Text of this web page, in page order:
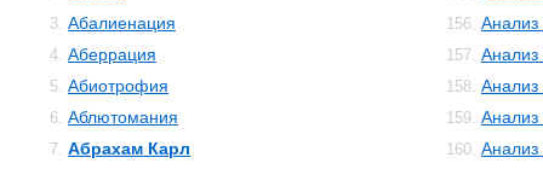
3. Абалиенация
4. Аберрация
5. Абиотрофия
6. Аблютомания
7. Абрахам Карл
156. Анализ
157. Анализ
158. Анализ
159. Анализ
160. Анализ